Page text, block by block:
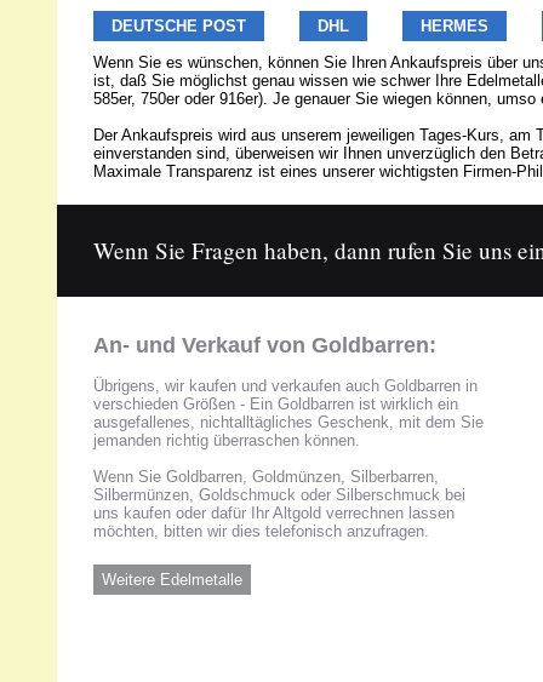
DEUTSCHE POST
DHL
HERMES
Wenn Sie es wünschen, können Sie Ihren Ankaufspreis über
ist, daß Sie möglichst genau wissen wie schwer Ihre
585er, 750er oder 916er). Je genauer Sie wiegen können,
Der Ankaufspreis wird aus unserem jeweiligen Tages-Kurs,
einverstanden sind, überweisen wir Ihnen unverzüglich den
Maximale Transparenz ist eines unserer wichtigsten Firmen-
Wenn Sie Fragen haben, dann rufen Sie uns
An- und Verkauf von Goldbarren:
Übrigens, wir kaufen und verkaufen auch Goldbarren in
verschieden Größen - Ein Goldbarren ist wirklich ein
ausgefallenes, nichtalltägliches Geschenk, mit dem Sie
jemanden richtig überraschen können.
Wenn Sie Goldbarren, Goldmünzen, Silberbarren,
Silbermünzen, Goldschmuck oder Silberschmuck bei
uns kaufen oder dafür Ihr Altgold verrechnen lassen
möchten, bitten wir dies telefonisch anzufragen.
Weitere Edelmetalle